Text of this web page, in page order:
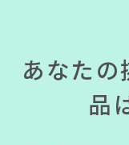
あなたの
品